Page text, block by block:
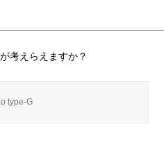
考えらえますか？
type-G